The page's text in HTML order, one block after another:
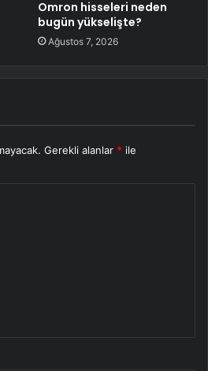
Omron hisseleri neden
bugün yükselişte?
Ağustos 7, 2026
Gerekli alanlar * ile